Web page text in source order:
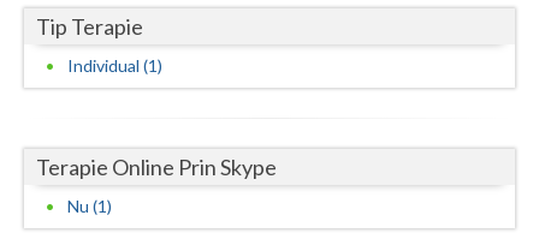
Sibiu
Timis
Tulcea
Tip Terapie
Individual (1)
Terapie Online Prin Skype
Nu (1)